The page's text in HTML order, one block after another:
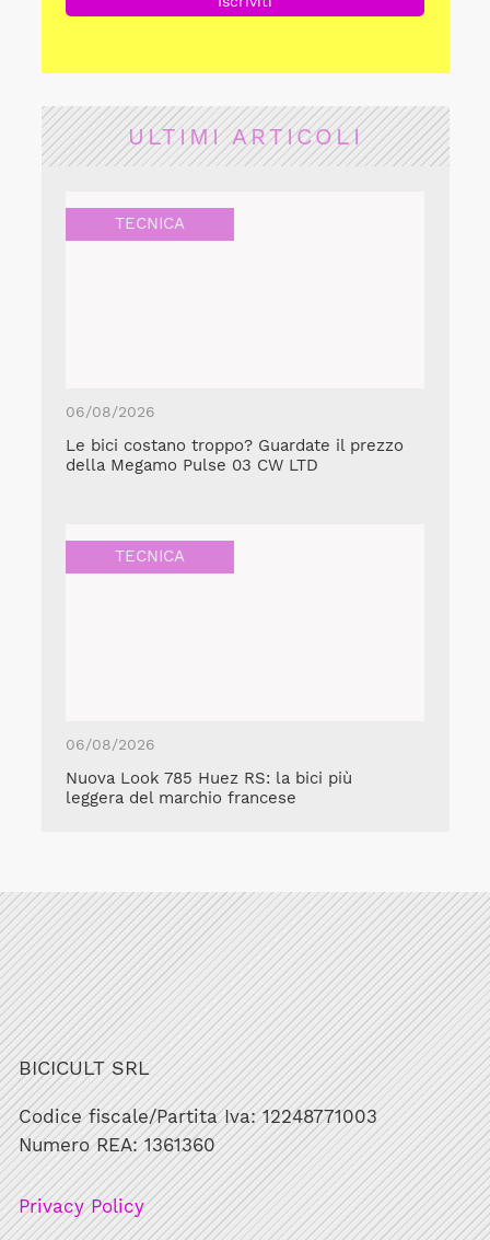
ULTIMI ARTICOLI
TECNICA
06/08/2026
Le bici costano troppo? Guardate il prezzo
della Megamo Pulse 03 CW LTD
TECNICA
06/08/2026
Nuova Look 785 Huez RS: la bici più
leggera del marchio francese
BICICULT SRL
Codice fiscale/Partita Iva: 12248771003
Numero REA: 1361360
Privacy Policy